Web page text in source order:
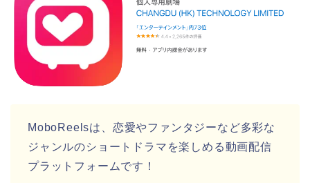
MoboReelsは
、恋愛やファンタジーなど多彩な
ジャンルのショートドラマを楽しめる動画配信
プラットフォームです！